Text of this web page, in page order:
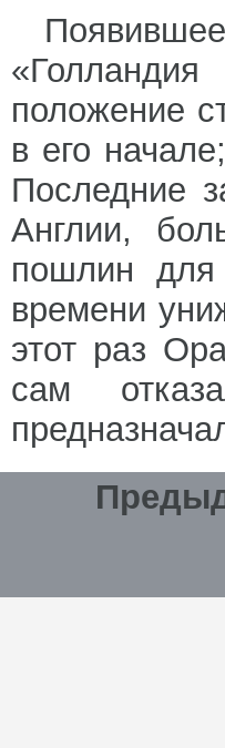
положение
в его
Последние
Англии,
пошлин
времени
этот раз
сам